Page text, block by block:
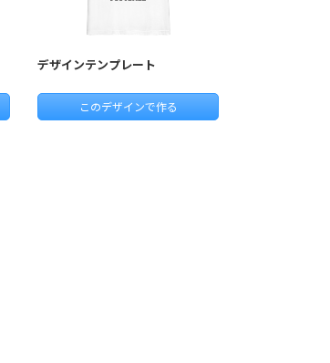
デザインテンプレート
このデザインで作る